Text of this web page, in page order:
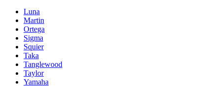
Luna
Martin
Ortega
Sigma
Squier
Taka
Tanglewood
Taylor
Yamaha